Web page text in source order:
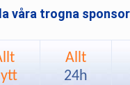
våra trogna
Allt
24h